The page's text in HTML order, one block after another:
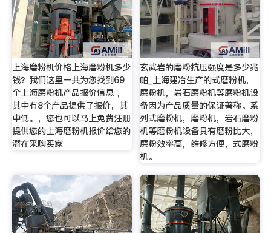
上海磨粉机价格上海磨粉机多少
钱？我们这里一共为您找到69
个上海磨粉机产品报价信息 ，
其中有8个产品提供了报价，其
中低。，您也可以马上免费注册
提供您的上海磨粉机报价给您的
潜在采购买家
玄武岩的磨粉抗压强度是多少兆
帕_上海建冶生产的式磨粉机，
磨粉机，岩石磨粉机等磨粉机设
备因为产品质量的保证著称。系
列式磨粉机，磨粉机，岩石磨粉
机等磨粉机设备具有磨粉比大，
磨粉效率高，维修方便，式磨粉
机。